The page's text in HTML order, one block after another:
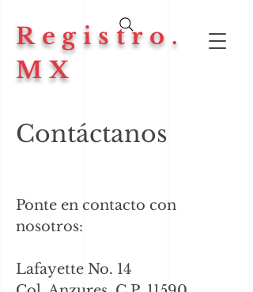
Registro.
MX
Contáctanos
Ponte en contacto con
nosotros:
Lafayette No. 14